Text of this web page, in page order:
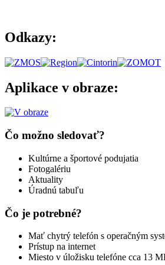
Odkazy:
Aplikace v obraze:
Čo možno sledovať?
Kultúrne a športové podujatia
Fotogalériu
Aktuality
Úradnú tabuľu
Čo je potrebné?
Mať chytrý telefón s operačným
Prístup na internet
Miesto v úložisku telefóne cca 13